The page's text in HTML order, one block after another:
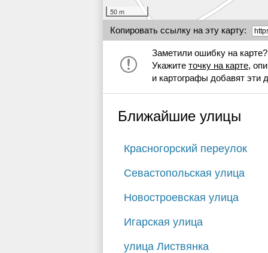
50 m
Копировать ссылку на эту карту:
Заметили ошибку на карте?
Укажите точку на карте,
и картографы добавят эти
Ближайшие улицы
Красногорский переулок
Севастопольская улица
Новостроевская улица
Игарская улица
улица Листвянка